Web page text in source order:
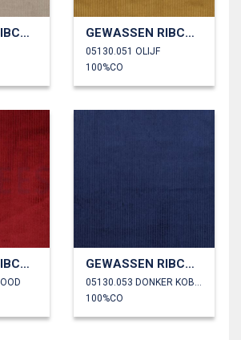
GEWASSEN RIBCORDUROY 4.5W GEWASSEN RIBCORDUROY 4.5W
05130.051 OLIJF
100%CO
GEWASSEN RIBCORDUROY 4.5W GEWASSEN RIBCORDUROY 4.5W
05130.053 DONKER KOBALTBLAUW
100%CO